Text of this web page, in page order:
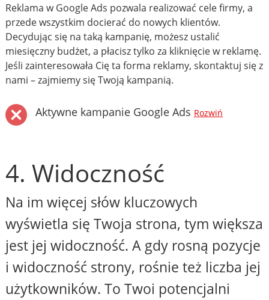
Reklama w Google Ads pozwala realizować cele firmy, a
przede wszystkim docierać do nowych klientów.
Decydując się na taką kampanię, możesz ustalić
miesięczny budżet, a płacisz tylko za kliknięcie w reklamę.
Jeśli zainteresowała Cię ta forma reklamy, skontaktuj się z
nami – zajmiemy się Twoją kampanią.
Aktywne kampanie Google Ads Rozwiń
4. Widoczność
Na im więcej słów kluczowych
wyświetla się Twoja strona, tym większa
jest jej widoczność. A gdy rosną pozycje
i widoczność strony, rośnie też liczba jej
użytkowników. To Twoi potencjalni